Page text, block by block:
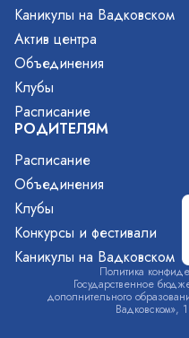
Каникулы на Вадковском
Актив центра
Объединения
Клубы
Расписание
РОДИТЕЛЯМ
Расписание
Объединения
Клубы
Конкурсы и фестивали
Каникулы на Вадковском
Государственное
дополнительного
Вадковском»,
Политика